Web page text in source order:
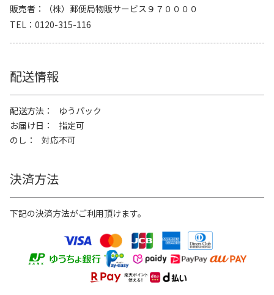
販売者
（株）郵便局物販サービス９７００００
TEL
0120-315-116
配送情報
配送方法
ゆうパック
お届け日
指定可
のし
対応不可
決済方法
下記の決済方法がご利用頂けます。